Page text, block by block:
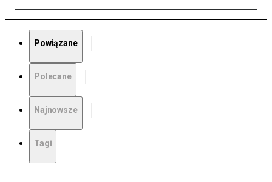
Powiązane
Polecane
Najnowsze
Tagi